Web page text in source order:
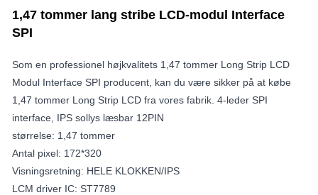
1,47 tommer lang stribe LCD-modul Interface
SPI
Som en professionel højkvalitets 1,47 tommer Long Strip LCD
Modul Interface SPI producent, kan du være sikker på at købe
1,47 tommer Long Strip LCD fra vores fabrik. 4-leder SPI
interface, IPS sollys læsbar 12PIN
størrelse: 1,47 tommer
Antal pixel: 172*320
Visningsretning: HELE KLOKKEN/IPS
LCM driver IC: ST7789